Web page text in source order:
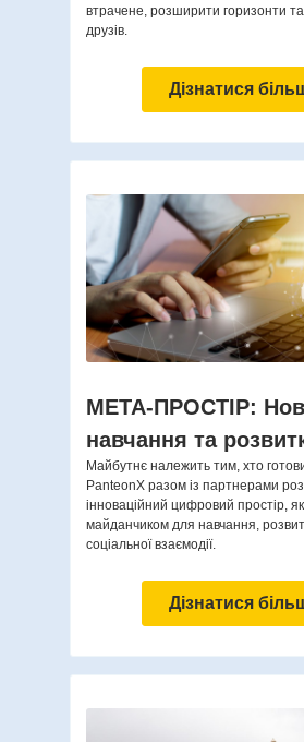
втрачене, розширити горизонти
друзів.
Дізнатися
META-ПРОСТІР:
навчання та
Майбутнє належить тим, хто
PanteonX разом із партнерами
інноваційний цифровий простір,
майданчиком для навчання,
соціальної взаємодії.
Дізнатися